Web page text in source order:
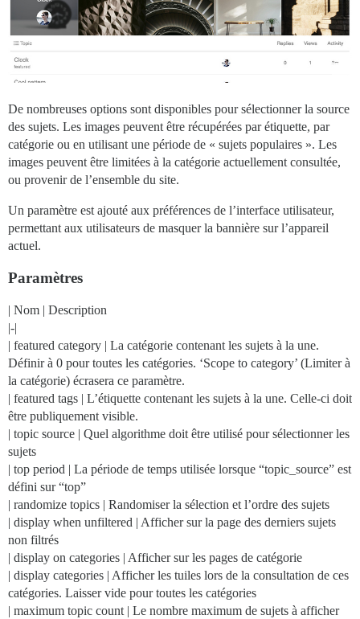
De nombreuses options sont disponibles pour sélectionner la source
des sujets. Les images peuvent être récupérées par étiquette, par
catégorie ou en utilisant une période de « sujets populaires ». Les
images peuvent être limitées à la catégorie actuellement consultée,
ou provenir de l’ensemble du site.
Un paramètre est ajouté aux préférences de l’interface utilisateur,
permettant aux utilisateurs de masquer la bannière sur l’appareil
actuel.
Paramètres
| Nom | Description
|-|
| featured category | La catégorie contenant les sujets à la une.
Définir à 0 pour toutes les catégories. ‘Scope to category’ (Limiter à
la catégorie) écrasera ce paramètre.
| featured tags | L’étiquette contenant les sujets à la une. Celle-ci doit
être publiquement visible.
| topic source | Quel algorithme doit être utilisé pour sélectionner les
sujets
| top period | La période de temps utilisée lorsque “topic_source” est
défini sur “top”
| randomize topics | Randomiser la sélection et l’ordre des sujets
| display when unfiltered | Afficher sur la page des derniers sujets
non filtrés
| display on categories | Afficher sur les pages de catégorie
| display categories | Afficher les tuiles lors de la consultation de ces
catégories. Laisser vide pour toutes les catégories
| maximum topic count | Le nombre maximum de sujets à afficher